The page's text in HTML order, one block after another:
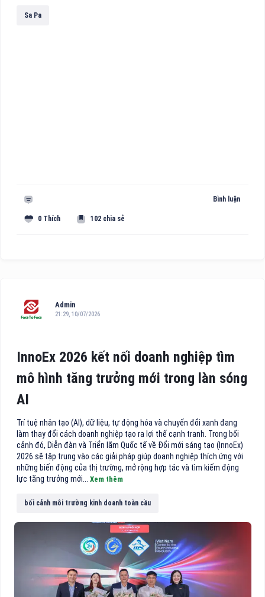
Sa Pa
Bình luận
0 Thích 102 chia sẻ
Admin
21:29, 10/07/2026
InnoEx 2026 kết nối doanh nghiệp tìm
mô hình tăng trưởng mới trong làn sóng
AI
Trí tuệ nhân tạo (AI), dữ liệu, tự động hóa và chuyển đổi xanh đang
làm thay đổi cách doanh nghiệp tạo ra lợi thế cạnh tranh. Trong bối
cảnh đó, Diễn đàn và Triển lãm Quốc tế về Đổi mới sáng tạo (InnoEx)
2026 sẽ tập trung vào các giải pháp giúp doanh nghiệp thích ứng với
những biến động của thị trường, mở rộng hợp tác và tìm kiếm động
lực tăng trưởng mới... Xem thêm
bối cảnh môi trường kinh doanh toàn cầu